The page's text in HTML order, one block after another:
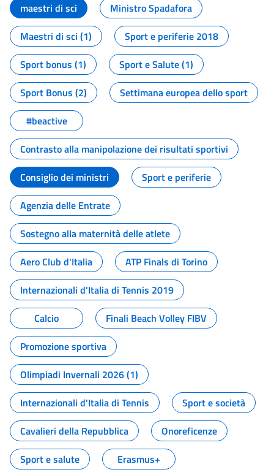
maestri di sci
Ministro Spadafora
Maestri di sci (1)
Sport e periferie 2018
Sport bonus (1)
Sport e Salute (1)
Sport Bonus (2)
Settimana europea dello sport
#beactive
Contrasto alla manipolazione dei risultati sportivi
Consiglio dei ministri
Sport e periferie
Agenzia delle Entrate
Sostegno alla maternità delle atlete
Aero Club d'Italia
ATP Finals di Torino
Internazionali d'Italia di Tennis 2019
Calcio
Finali Beach Volley FIBV
Promozione sportiva
Olimpiadi Invernali 2026 (1)
Internazionali d'Italia di Tennis
Sport e società
Cavalieri della Repubblica
Onoreficenze
Sport e salute
Erasmus+